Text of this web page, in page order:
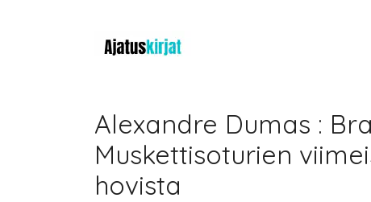
Alexandre Dumas :
Muskettisoturien
hovista